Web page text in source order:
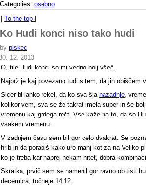
Categories: osebno
To the top
Ko Hudi konci niso tako hudi
by piskec
12. 2013
O, tile Hudi konci so mi vedno bolj všeč.
Najbrž je kaj povezano tudi s tem, da jih obiščem
Sicer bi lahko rekel, da ko sva šla nazadnje,
kolikor vem, sva se že takrat imela super in še
vremenu kaj grdega rečt. Vse kaže na to, da so
vsakem vremenu.
V zadnjem času sem bil gor celo dvakrat. Se
hrib in da porabiš kako uro manj kot za na Veliko
ko je treba kar naprej nekam hitet, dobra
Skratka, prvič sem se namenil gor ravno ob tisti
decembra, točneje 14.12.